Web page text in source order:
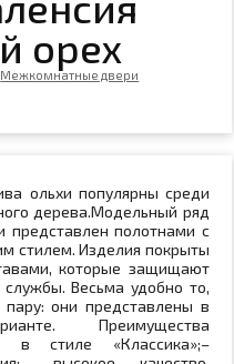
орех
Межкомнатные двери
ольхи популярны среди
дерева.Модельный ряд
представлен полотнами с
стилем. Изделия покрыты
которые защищают
Весьма удобно то,
они представлены в
Преимущества
стиле «Классика»;–